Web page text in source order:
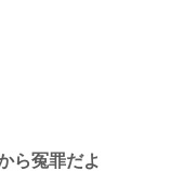
ら冤罪だよ